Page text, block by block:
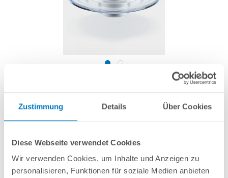
Zustimmung Details Über Cookies
Diese Webseite verwendet Cookies
Wir verwenden Cookies, um Inhalte und Anzeigen zu
personalisieren, Funktionen für soziale Medien anbieten
Klarsicht-Vorfilterdeckel für AquaPlus
Pumpen / SPECK PlusPump
25,99 € *
(-27,79% vom UVP)
UVP:35,99 € *